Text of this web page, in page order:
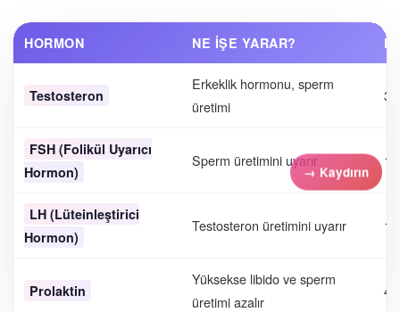
HORMON NE İŞE YARAR?
Testosteron
Erkeklik hormonu, sperm
üretimi
FSH (Folikül Uyarıcı
Hormon)
Sperm üretimini uyarır
LH (Lüteinleştirici
Hormon)
Testosteron üretimini uyarır
Prolaktin
Yüksekse libido ve sperm
üretimi azalır
4-